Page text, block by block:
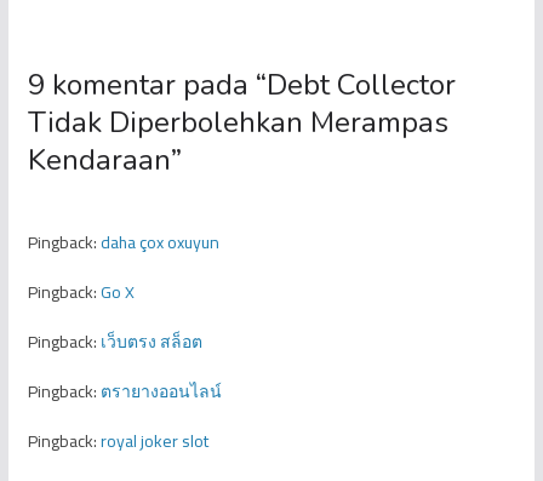
9 komentar pada “Debt Collector
Tidak Diperbolehkan Merampas
Kendaraan”
Pingback:daha çox oxuyun
Pingback:Go X
Pingback:เว็บตรง สล็อต
Pingback:ตรายางออนไลน์
Pingback:royal joker slot